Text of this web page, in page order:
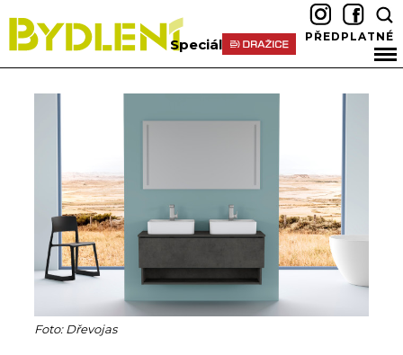
Speciál PŘEDPLATNÉ
Foto: Dřevojas